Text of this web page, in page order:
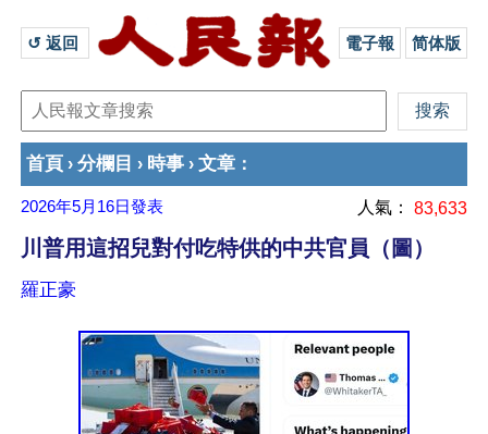
↺ 返回 電子報 简体版
首頁 › 分欄目 › 時事 › 文章 ：
2026年5月16日發表 人氣： 83,633
川普用這招兒對付吃特供的中共官員（圖）
羅正豪